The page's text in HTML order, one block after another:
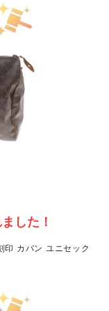
した！
印 カバン ユニセック